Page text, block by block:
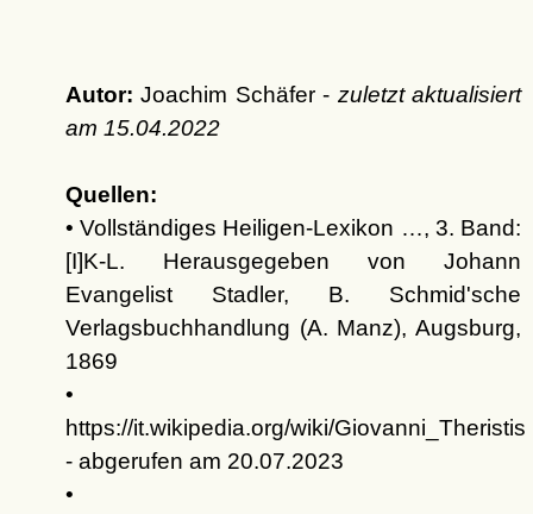
Autor: Joachim Schäfer - zuletzt aktualisiert
am 15.04.2022
Quellen:
• Vollständiges Heiligen-Lexikon …, 3. Band:
[I]K-L. Herausgegeben von Johann
Evangelist Stadler, B. Schmid'sche
Verlagsbuchhandlung (A. Manz), Augsburg,
1869
•
https://it.wikipedia.org/wiki/Giovanni_Theristis
- abgerufen am 20.07.2023
•